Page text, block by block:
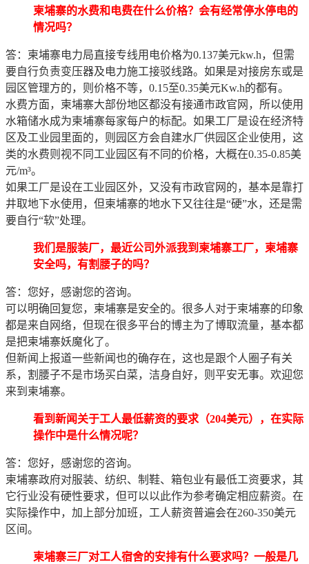
柬埔寨的水费和电费在什么价格？会有经常停水停电的
情况吗？
答：柬埔寨电力局直接专线用电价格为0.137美元kw.h，但需
要自行负责变压器及电力施工接驳线路。如果是对接房东或是
园区管理方的，则价格不等，0.15至0.35美元Kw.h的都有。
水费方面，柬埔寨大部份地区都没有接通市政官网，所以使用
水箱储水成为柬埔寨每家每户的标配。如果工厂是设在经济特
区及工业园里面的，则园区方会自建水厂供园区企业使用，这
类的水费则视不同工业园区有不同的价格，大概在0.35-0.85美
元/m³。
如果工厂是设在工业园区外，又没有市政官网的，基本是靠打
井取地下水使用，但柬埔寨的地水下又往往是“硬”水，还是需
要自行“软”处理。
我们是服装厂，最近公司外派我到柬埔寨工厂，柬埔寨
安全吗，有割腰子的吗？
答：您好，感谢您的咨询。
可以明确回复您，柬埔寨是安全的。很多人对于柬埔寨的印象
都是来自网络，但现在很多平台的博主为了博取流量，基本都
是把柬埔寨妖魔化了。
但新闻上报道一些新闻也的确存在，这也是跟个人圈子有关
系，割腰子不是市场买白菜，洁身自好，则平安无事。欢迎您
来到柬埔寨。
看到新闻关于工人最低薪资的要求（204美元），在实际
操作中是什么情况呢？
答：您好，感谢您的咨询。
柬埔寨政府对服装、纺织、制鞋、箱包业有最低工资要求，其
它行业没有硬性要求，但可以以此作为参考确定相应薪资。在
实际操作中，加上部分加班，工人薪资普遍会在260-350美元
区间。
柬埔寨三厂对工人宿舍的安排有什么要求吗？一般是几